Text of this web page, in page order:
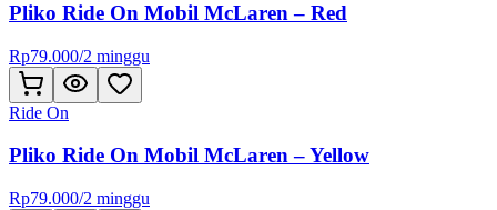
Pliko Ride On Mobil McLaren – Red
Rp79.000/2 minggu
Ride On
Pliko Ride On Mobil McLaren – Yellow
Rp79.000/2 minggu